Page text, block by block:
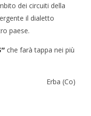
il “Premio
dei circuiti della
il dialetto
paese.
che farà tappa nei più
Erba (Co)